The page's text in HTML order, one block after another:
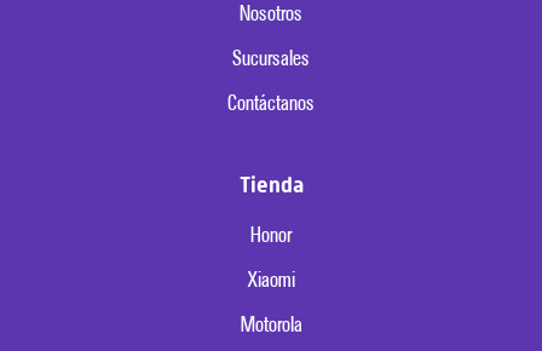
Nosotros
Sucursales
Contáctanos
Tienda
Honor
Xiaomi
Motorola